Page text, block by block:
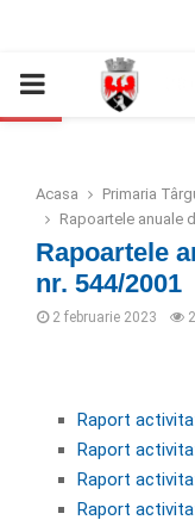
Deschide bara de unelte
PRIMARY
Acasa
Primaria
Rapoartele anuale
Rapoartele
nr. 544/2001
2 februarie 2023
Raport
Raport
Raport
Raport